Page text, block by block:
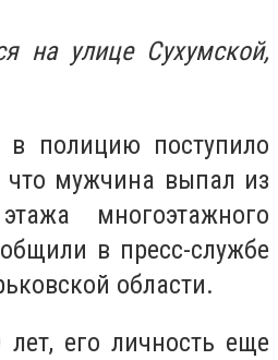
на улице Сухумской,
полицию поступило
мужчина выпал из
многоэтажного
в пресс-службе
области.
его личность еще